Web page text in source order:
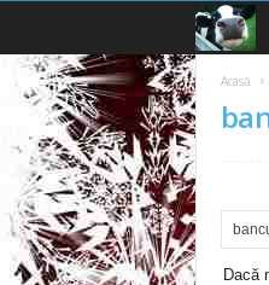
Acasă
Dacă